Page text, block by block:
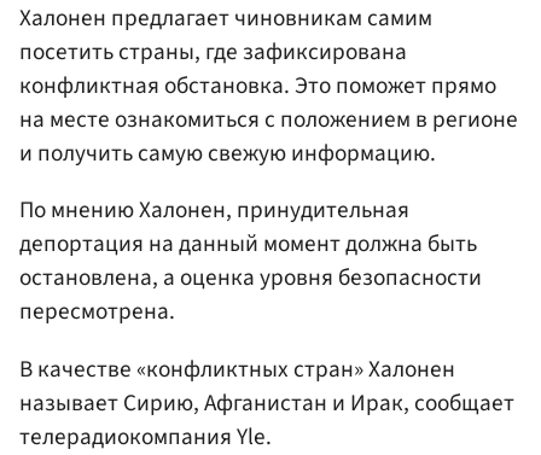
Халонен предлагает чиновникам самим
посетить страны, где зафиксирована
конфликтная обстановка. Это поможет прямо
на месте ознакомиться с положением в регионе
и получить самую свежую информацию.
По мнению Халонен, принудительная
депортация на данный момент должна быть
остановлена, а оценка уровня безопасности
пересмотрена.
В качестве «конфликтных стран» Халонен
называет Сирию, Афганистан и Ирак, сообщает
телерадиокомпания Yle.